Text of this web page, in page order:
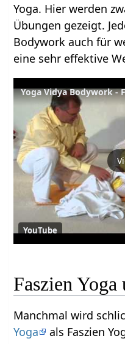
Yoga. Hier werden
Übungen gezeigt.
Bodywork auch für
eine sehr effektive
Yoga Vidya Bodywork -
YouTube
Faszien
Manchmal wird
Yoga
als Faszien